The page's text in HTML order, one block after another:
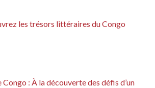
les trésors littéraires du Congo
Congo : À la découverte des défis d’un